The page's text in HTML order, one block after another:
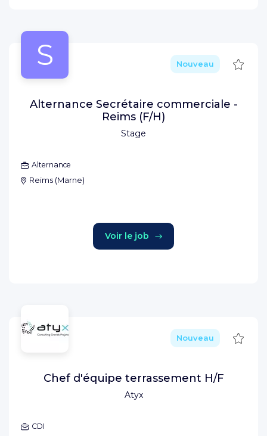
S
Stage
Nouveau
Alternance Secrétaire commerciale -
Reims (F/H)
Alternance
Reims (Marne)
Voir le job
Atyx
Nouveau
Chef d'équipe terrassement H/F
CDI